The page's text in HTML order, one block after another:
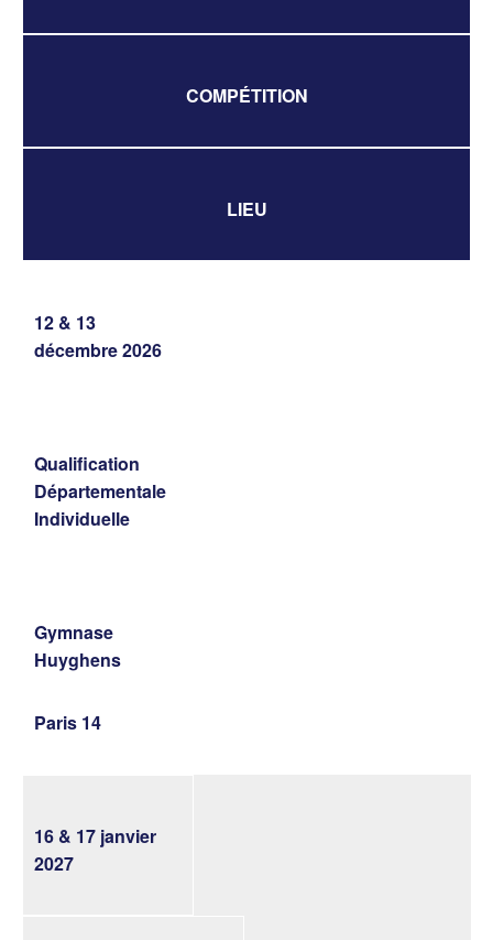
COMPÉTITION
LIEU
12 & 13
décembre 2026
Qualification
Départementale
Individuelle
Gymnase
Huyghens
Paris 14
16 & 17 janvier
2027